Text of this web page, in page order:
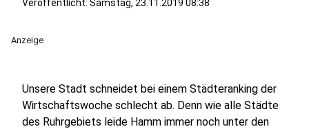
Veröffentlicht: Samstag, 23.11.2019 08:38
Anzeige
Unsere Stadt schneidet bei einem Städteranking der
Wirtschaftswoche schlecht ab. Denn wie alle Städte
des Ruhrgebiets leide Hamm immer noch unter den